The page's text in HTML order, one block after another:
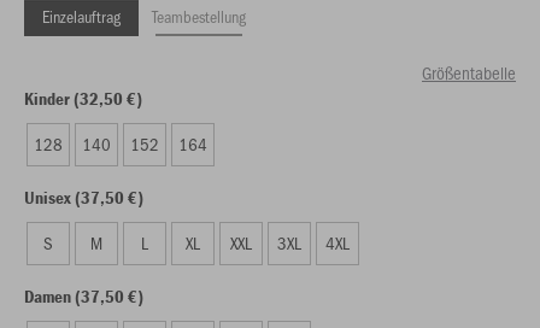
Einzelauftrag Teambestellung
Größentabelle
Kinder (32,50 €)
128 140 152 164
Unisex (37,50 €)
S M L XL XXL 3XL 4XL
Damen (37,50 €)